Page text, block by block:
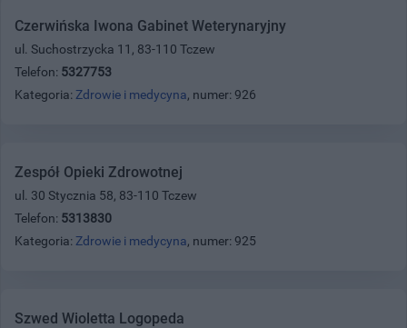
Czerwińska Iwona Gabinet Weterynaryjny
ul. Suchostrzycka 11, 83-110 Tczew
Telefon: 5327753
Kategoria: Zdrowie i medycyna, numer: 926
Zespół Opieki Zdrowotnej
ul. 30 Stycznia 58, 83-110 Tczew
Telefon: 5313830
Kategoria: Zdrowie i medycyna, numer: 925
Szwed Wioletta Logopeda